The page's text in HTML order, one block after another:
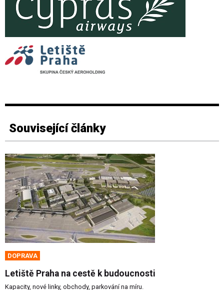
Související články
DOPRAVA
Letiště Praha na cestě k budoucnosti
Kapacity, nové linky, obchody, parkování na míru.